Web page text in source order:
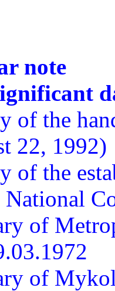
note
of the
22, 1992)
of the
of
of